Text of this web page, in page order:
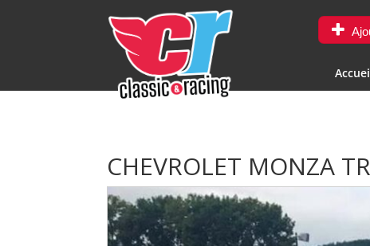
CHEVROLET MONZA